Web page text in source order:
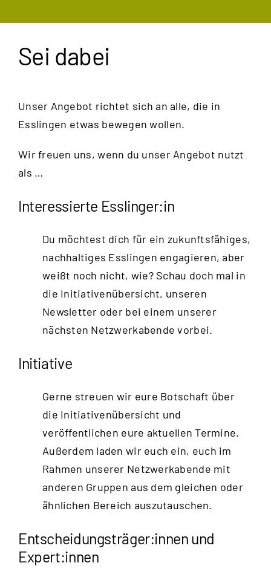
Sei dabei
Unser Angebot richtet sich an alle, die in
Esslingen etwas bewegen wollen.
Wir freuen uns, wenn du unser Angebot nutzt
als …
Interessierte Esslinger:in
Du möchtest dich für ein zukunftsfähiges,
nachhaltiges Esslingen engagieren, aber
weißt noch nicht, wie? Schau doch mal in
die Initiativenübersicht, unseren
Newsletter oder bei einem unserer
nächsten Netzwerkabende vorbei.
Initiative
Gerne streuen wir eure Botschaft über
die Initiativenübersicht und
veröffentlichen eure aktuellen Termine.
Außerdem laden wir euch ein, euch im
Rahmen unserer Netzwerkabende mit
anderen Gruppen aus dem gleichen oder
ähnlichen Bereich auszutauschen.
Entscheidungsträger:innen und
Expert:innen